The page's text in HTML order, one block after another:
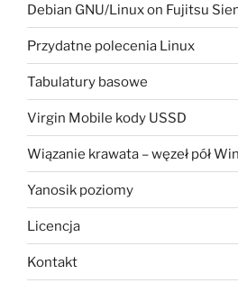
Debian GNU/Linux on Fujitsu
Przydatne polecenia Linux
Tabulatury basowe
Virgin Mobile kody USSD
Wiązanie krawata – węzeł pół
Yanosik poziomy
Licencja
Kontakt